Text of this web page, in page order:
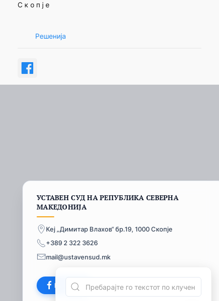
С к о п ј е
Решенија
УСТАВЕН СУД НА РЕПУБЛИКА СЕВЕРНА
МАКЕДОНИЈА
Кеј „Димитар Влахов“ бр.19, 1000 Скопје
+389 2 322 3626
mail@ustavensud.mk
Facebook